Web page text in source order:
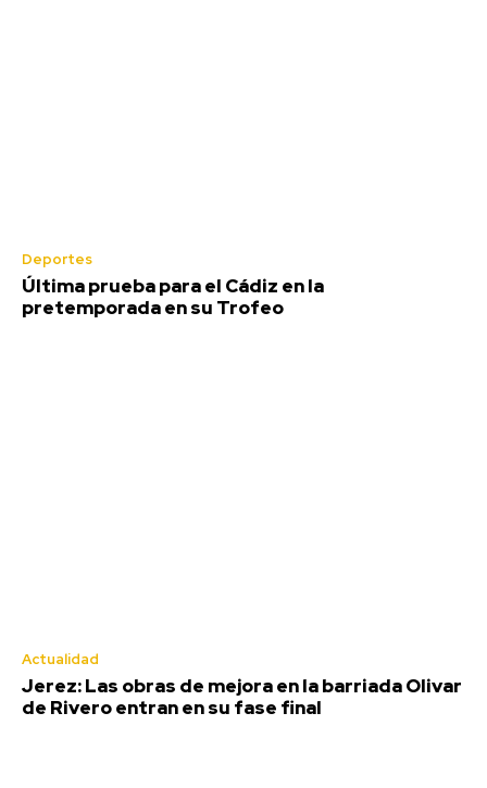
Deportes
Última prueba para el Cádiz en la
pretemporada en su Trofeo
Actualidad
Jerez: Las obras de mejora en la barriada Olivar
de Rivero entran en su fase final